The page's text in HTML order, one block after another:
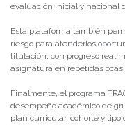
evaluación inicial y nacional
Esta plataforma también
riesgo para atenderlos
titulación, con progreso real
asignatura en repetidas
Finalmente, el programa
desempeño académico de
plan curricular, cohorte y tipo